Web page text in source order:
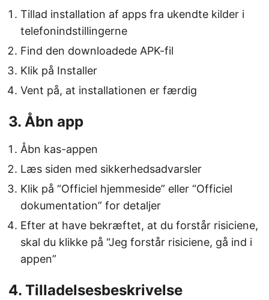
Tillad installation af apps fra ukendte kilder i
telefonindstillingerne
Find den downloadede APK-fil
Klik på Installer
Vent på, at installationen er færdig
3. Åbn app
Åbn kas-appen
Læs siden med sikkerhedsadvarsler
Klik på “Officiel hjemmeside” eller “Officiel
dokumentation” for detaljer
Efter at have bekræftet, at du forstår risiciene,
skal du klikke på “Jeg forstår risiciene, gå ind i
appen”
4. Tilladelsesbeskrivelse